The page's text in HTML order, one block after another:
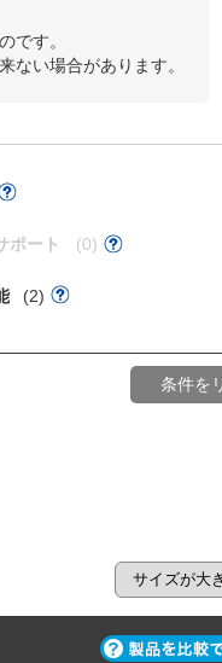
です。
ない場合があります。
ポート (0)
(2)
条件を